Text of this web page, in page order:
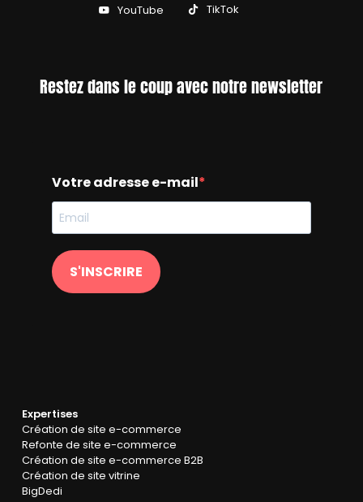
YouTube
TikTok
Restez dans le coup avec notre newsletter
Votre adresse e-mail
S'INSCRIRE
Expertises
Création de site e-commerce
Refonte de site e-commerce
Création de site e-commerce B2B
Création de site vitrine
BigDedi